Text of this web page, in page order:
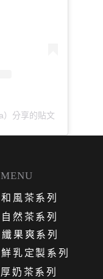
）分享的貼文
厚奶茶系列
鮮乳定製系列
纖果爽系列
自然茶系列
和風茶系列
MENU